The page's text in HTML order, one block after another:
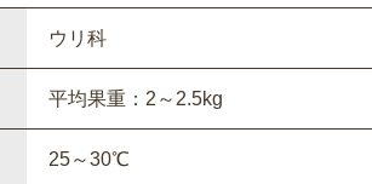
ウリ科
平均果重：2～2.5kg
25～30℃